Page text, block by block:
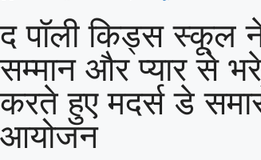
द पॉली किड्स स्कूल
सम्मान और प्यार से
करते हुए मदर्स डे
आयोजन